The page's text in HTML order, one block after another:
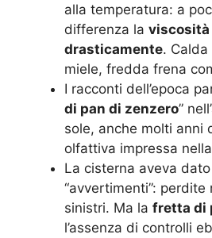
alla temperatura: a
differenza la viscosità
drasticamente. Calda
miele, fredda frena
I racconti dell’epoca
di pan di zenzero”
sole, anche molti anni
olfattiva impressa
La cisterna aveva
“avvertimenti”: perdite
sinistri. Ma la fretta di
l’assenza di controlli